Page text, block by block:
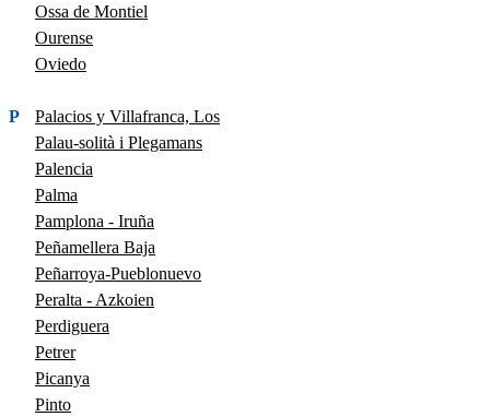
Ossa de Montiel
Ourense
Oviedo
P
Palacios y Villafranca, Los
Palau-solità i Plegamans
Palencia
Palma
Pamplona - Iruña
Peñamellera Baja
Peñarroya-Pueblonuevo
Peralta - Azkoien
Perdiguera
Petrer
Picanya
Pinto